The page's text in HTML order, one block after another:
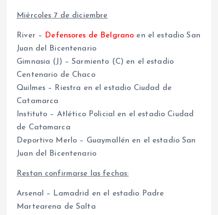
Miércoles 7 de diciembre
River – Defensores de Belgrano en el estadio San
Juan del Bicentenario
Gimnasia (J) – Sarmiento (C) en el estadio
Centenario de Chaco
Quilmes – Riestra en el estadio Ciudad de
Catamarca
Instituto – Atlético Policial en el estadio Ciudad
de Catamarca
Deportivo Merlo – Guaymallén en el estadio San
Juan del Bicentenario
Restan confirmarse las fechas:
Arsenal – Lamadrid en el estadio Padre
Martearena de Salta